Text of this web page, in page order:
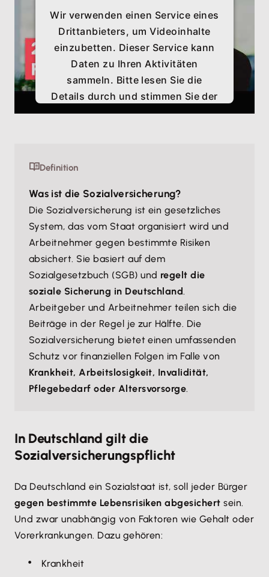
Wir verwenden einen Service eines
Drittanbieters, um Videoinhalte
einzubetten. Dieser Service kann
Daten zu Ihren Aktivitäten
sammeln. Bitte lesen Sie die
Details durch und stimmen Sie der
Nutzung des Service zu, um
Akzeptieren
Definition
Was ist die Sozialversicherung?
Die Sozialversicherung ist ein gesetzliches
System, das vom Staat organisiert wird und
Arbeitnehmer gegen bestimmte Risiken
absichert. Sie basiert auf dem
Sozialgesetzbuch (SGB) und regelt die
soziale Sicherung in Deutschland.
Arbeitgeber und Arbeitnehmer teilen sich die
Beiträge in der Regel je zur Hälfte. Die
Sozialversicherung bietet einen umfassenden
Schutz vor finanziellen Folgen im Falle von
Krankheit, Arbeitslosigkeit, Invalidität,
Pflegebedarf oder Altersvorsorge.
In Deutschland gilt die
Sozialversicherungspflicht
Da Deutschland ein Sozialstaat ist, soll jeder Bürger
gegen bestimmte Lebensrisiken abgesichert sein.
Und zwar unabhängig von Faktoren wie Gehalt oder
Vorerkrankungen. Dazu gehören:
Krankheit